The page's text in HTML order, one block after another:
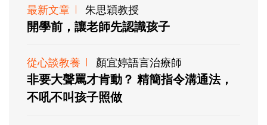
最新文章 朱思穎教授
開學前，讓老師先認識孩子
從心談教養 顏宜婷語言治療師
非要大聲罵才肯動？ 精簡指令溝通法，
不吼不叫孩子照做